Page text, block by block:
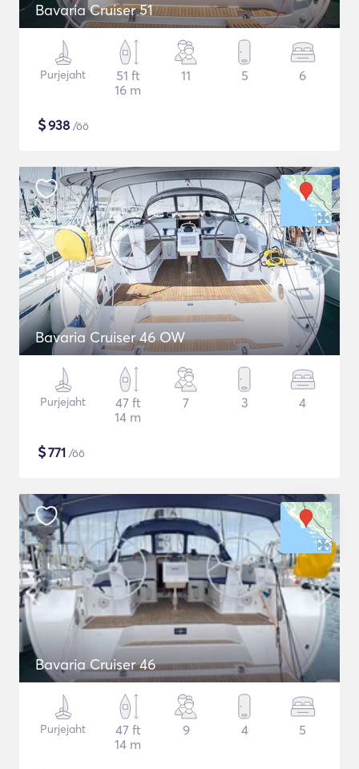
Bavaria Cruiser 51
Purjejaht
51 ft
16 m
11 5 6
$938 /öö
Bavaria Cruiser 46 OW
Purjejaht
47 ft
14 m
7 3 4
$771 /öö
Bavaria Cruiser 46
Purjejaht
47 ft
14 m
9 4 5